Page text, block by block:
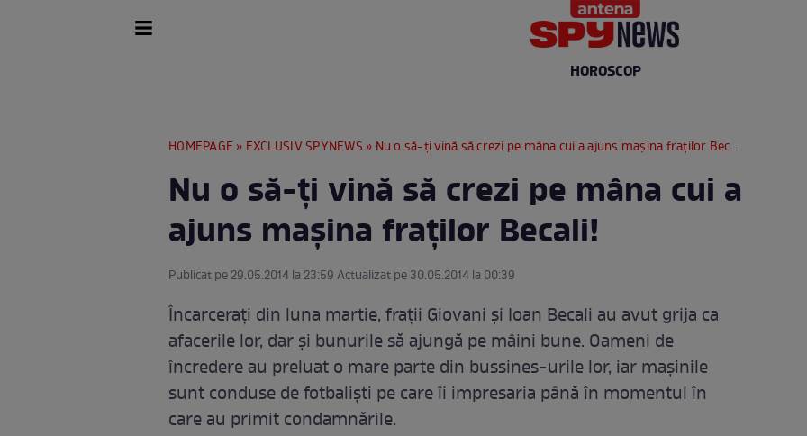
HOROSCOP
HOMEPAGE » EXCLUSIV SPYNEWS » Nu o să-ţi vină să crezi pe mâna cui a ajuns maşina fraţilor Becali!
Nu o să-ţi vină să crezi pe mâna cui a
ajuns maşina fraţilor Becali!
Publicat pe 29.05.2014 la 23:59 Actualizat pe 30.05.2014 la 00:39
Încarceraţi din luna martie, fraţii Giovani şi Ioan Becali au avut grija ca
afacerile lor, dar şi bunurile să ajungă pe mâini bune. Oameni de
încredere au preluat o mare parte din bussines-urile lor, iar maşinile
sunt conduse de fotbalişti pe care îi impresaria până în momentul în
care au primit condamnările.